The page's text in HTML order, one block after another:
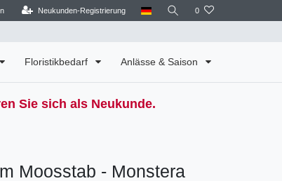
Neukunden-Registrierung 0
Floristikbedarf Anlässe & Saison
Sie sich als Neukunde.
Moosstab - Monstera